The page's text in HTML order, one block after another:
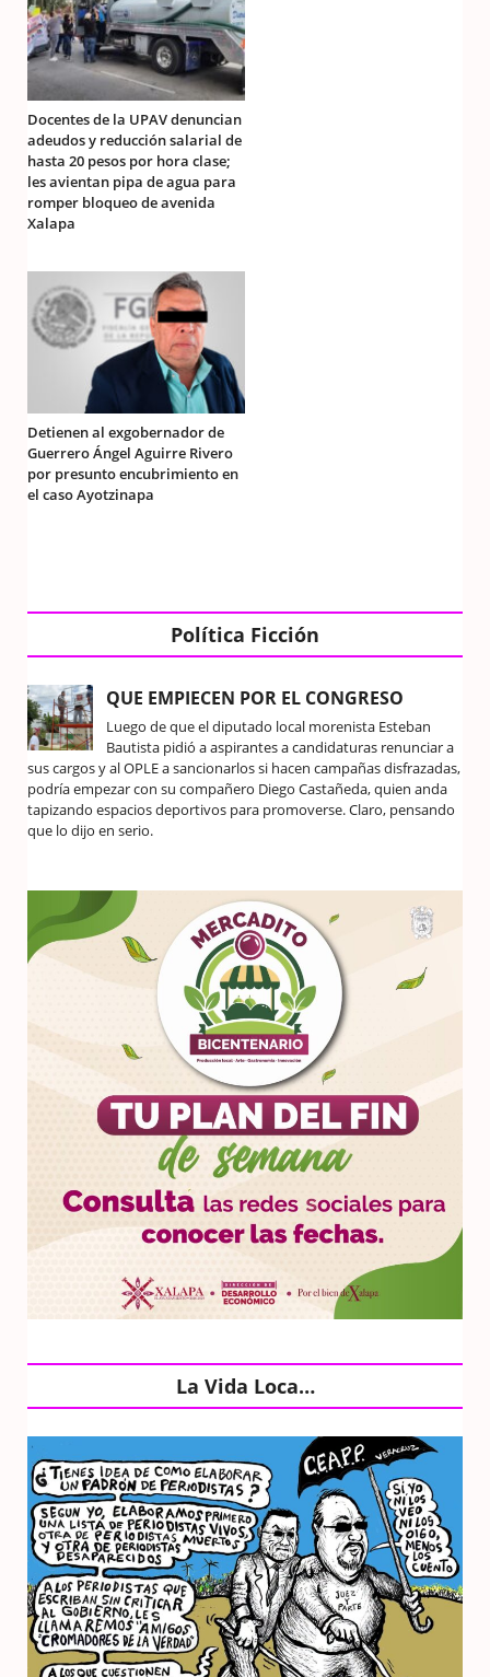
Docentes de la UPAV denuncian
adeudos y reducción salarial de
hasta 20 pesos por hora clase;
les avientan pipa de agua para
romper bloqueo de avenida
Xalapa
Detienen al exgobernador de
Guerrero Ángel Aguirre Rivero
por presunto encubrimiento en
el caso Ayotzinapa
Política Ficción
QUE EMPIECEN POR EL CONGRESO
Luego de que el diputado local morenista Esteban
Bautista pidió a aspirantes a candidaturas renunciar a
sus cargos y al OPLE a sancionarlos si hacen campañas disfrazadas,
podría empezar con su compañero Diego Castañeda, quien anda
tapizando espacios deportivos para promoverse. Claro, pensando
que lo dijo en serio.
La Vida Loca…